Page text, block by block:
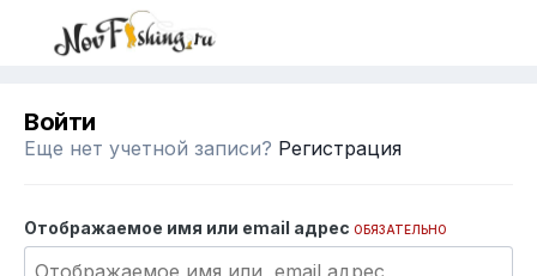
Войти
Еще нет учетной записи? Регистрация
Отображаемое имя или email адрес ОБЯЗАТЕЛЬНО